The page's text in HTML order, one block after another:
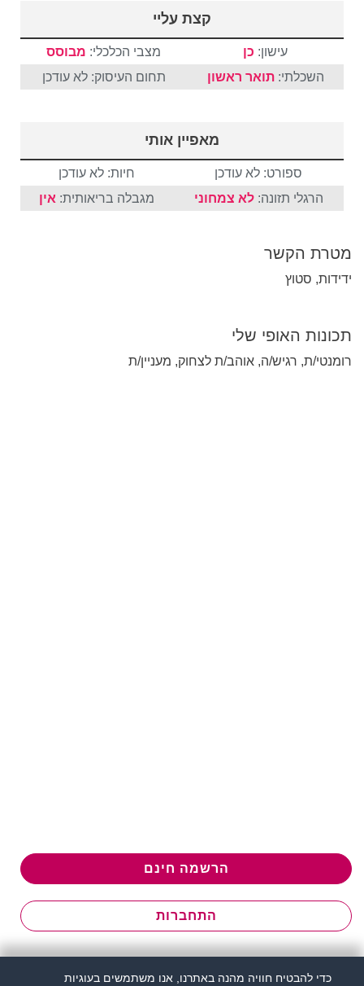
קצת עליי
עישון: כן מצבי הכלכלי: מבוסס
השכלתי:תואר ראשון תחום העיסוק: לא עודכן
מאפיין אותי
ספורט: לא עודכן
חיות: לא עודכן
הרגלי תזונה:לא צמחוני מגבלה בריאותית: אין
מטרת הקשר
ידידות, סטוץ
תכונות האופי שלי
רומנטי/ת, רגיש/ה, אוהב/ת לצחוק, מעניין/ת
הרשמה חינם
התחברות
כדי להבטיח חוויה מהנה באתרנו, אנו משתמשים בעוגיות